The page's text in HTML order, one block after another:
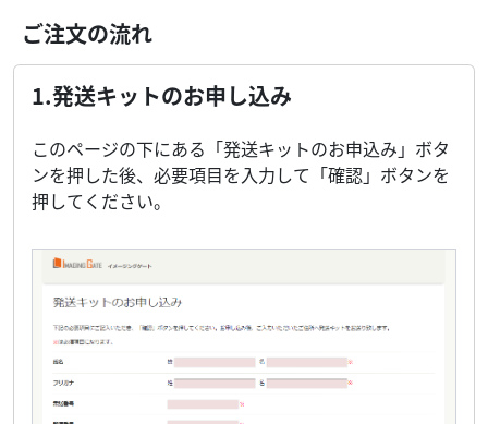
ご注文の流れ
1.発送キットのお申し込み
このページの下にある「発送キットのお申込み」ボタ
ンを押した後、必要項目を入力して「確認」ボタンを
押してください。